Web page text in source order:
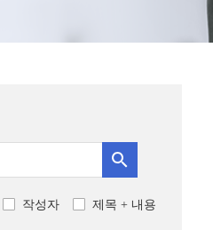
작성자 제목 + 내용